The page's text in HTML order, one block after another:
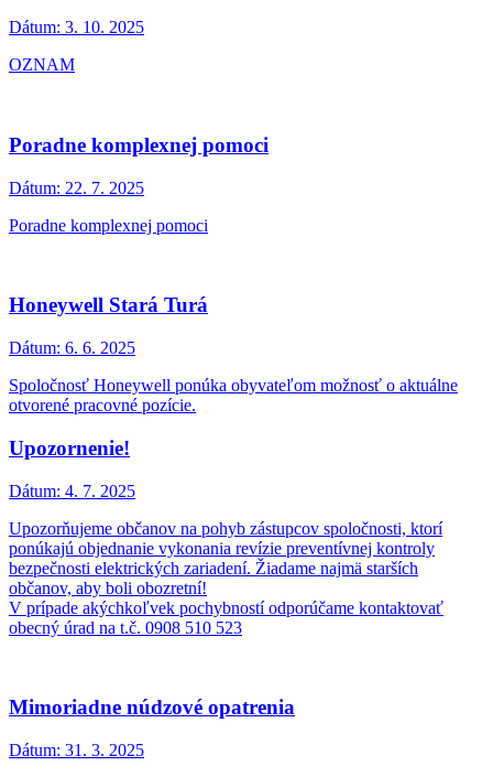
Dátum: 3. 10. 2025
OZNAM
Poradne komplexnej pomoci
Dátum: 22. 7. 2025
Poradne komplexnej pomoci
Honeywell Stará Turá
Dátum: 6. 6. 2025
Spoločnosť Honeywell ponúka obyvateľom možnosť o aktuálne
otvorené pracovné pozície.
Upozornenie!
Dátum: 4. 7. 2025
Upozorňujeme občanov na pohyb zástupcov spoločnosti, ktorí
ponúkajú objednanie vykonania revízie preventívnej kontroly
bezpečnosti elektrických zariadení. Žiadame najmä starších
občanov, aby boli obozretní!
V prípade akýchkoľvek pochybností odporúčame kontaktovať
obecný úrad na t.č. 0908 510 523
Mimoriadne núdzové opatrenia
Dátum: 31. 3. 2025